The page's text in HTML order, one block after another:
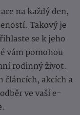
na každý den,
Takový je
se k jeho
vám pomohou
rodinný život.
článcích, akcích a
ve vaší e-